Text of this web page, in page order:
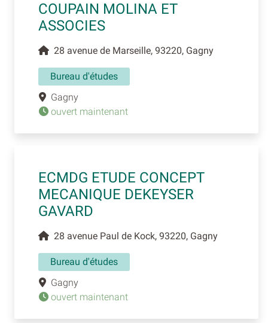
COUPAIN MOLINA ET
ASSOCIES
28 avenue de Marseille, 93220, Gagny
Bureau d'études
Gagny
ouvert maintenant
ECMDG ETUDE CONCEPT
MECANIQUE DEKEYSER
GAVARD
28 avenue Paul de Kock, 93220, Gagny
Bureau d'études
Gagny
ouvert maintenant